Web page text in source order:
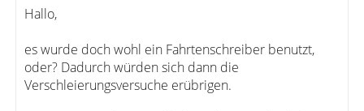
Hallo,
es wurde doch wohl ein Fahrtenschreiber benutzt,
oder? Dadurch würden sich dann die
Verschleierungsversuche erübrigen.